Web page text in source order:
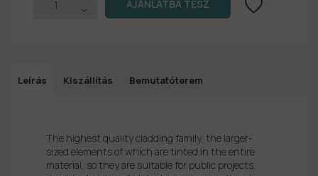
Leírás Kiszállítás Bemutatóterem
The highest quality cladding family, the larger-
sized elements of which are tinted in the entire
material, so they are suitable for public projects,